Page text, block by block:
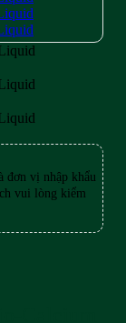
đơn vị nhập khẩu
vui lòng kiểm